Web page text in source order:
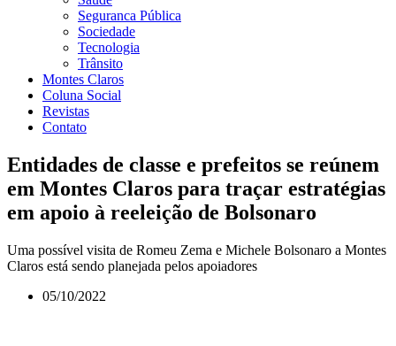
Seguranca Pública
Sociedade
Tecnologia
Trânsito
Montes Claros
Coluna Social
Revistas
Contato
Entidades de classe e prefeitos se reúnem
em Montes Claros para traçar estratégias
em apoio à reeleição de Bolsonaro
Uma possível visita de Romeu Zema e Michele Bolsonaro a Montes
Claros está sendo planejada pelos apoiadores
05/10/2022